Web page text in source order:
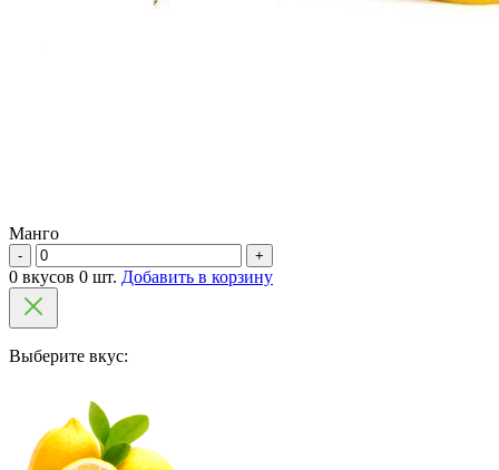
Манго
- +
0 вкусов 0 шт. Добавить в корзину
Выберите вкус: